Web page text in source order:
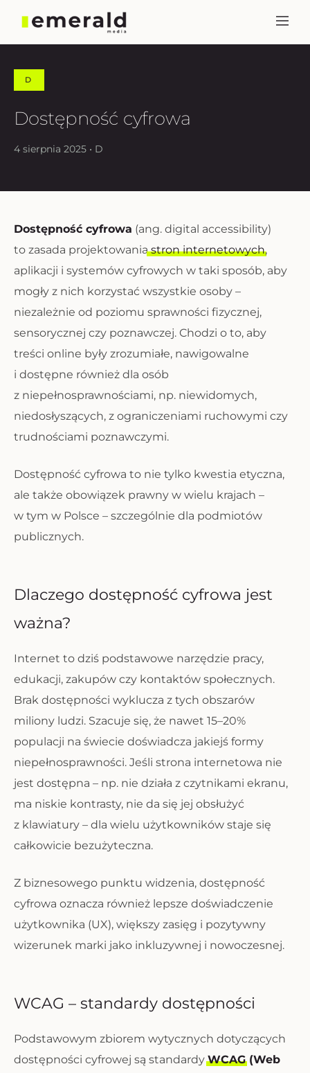
D
Dostępność cyfrowa
4 sierpnia 2025 • D
Dostępność cyfrowa (ang. digital accessibility)
to zasada projektowaniastron internetowych,
aplikacji i systemów cyfrowych w taki sposób, aby
mogły z nich korzystać wszystkie osoby –
niezależnie od poziomu sprawności fizycznej,
sensorycznej czy poznawczej. Chodzi o to, aby
treści online były zrozumiałe, nawigowalne
i dostępne również dla osób
z niepełnosprawnościami, np. niewidomych,
niedosłyszących, z ograniczeniami ruchowymi czy
trudnościami poznawczymi.
Dostępność cyfrowa to nie tylko kwestia etyczna,
ale także obowiązek prawny w wielu krajach –
w tym w Polsce – szczególnie dla podmiotów
publicznych.
Dlaczego dostępność cyfrowa jest
ważna?
Internet to dziś podstawowe narzędzie pracy,
edukacji, zakupów czy kontaktów społecznych.
Brak dostępności wyklucza z tych obszarów
miliony ludzi. Szacuje się, że nawet 15–20%
populacji na świecie doświadcza jakiejś formy
niepełnosprawności. Jeśli strona internetowa nie
jest dostępna – np. nie działa z czytnikami ekranu,
ma niskie kontrasty, nie da się jej obsłużyć
z klawiatury – dla wielu użytkowników staje się
całkowicie bezużyteczna.
Z biznesowego punktu widzenia, dostępność
cyfrowa oznacza również lepsze doświadczenie
użytkownika (UX), większy zasięg i pozytywny
wizerunek marki jako inkluzywnej i nowoczesnej.
WCAG – standardy dostępności
Podstawowym zbiorem wytycznych dotyczących
dostępności cyfrowej są standardyWCAG(Web